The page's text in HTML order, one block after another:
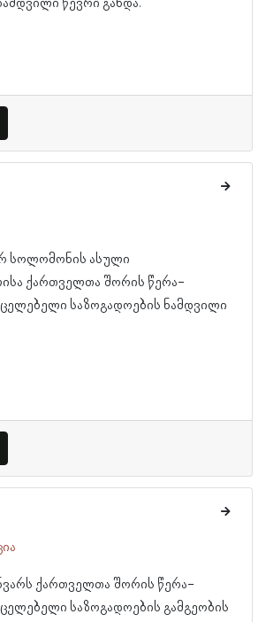
წევრი გახდა.
სოლომონის ასული
ქართველთა შორის წერა-
საზოგადოების ნამდვილი
ქართველთა შორის წერა-
საზოგადოების გამგეობის